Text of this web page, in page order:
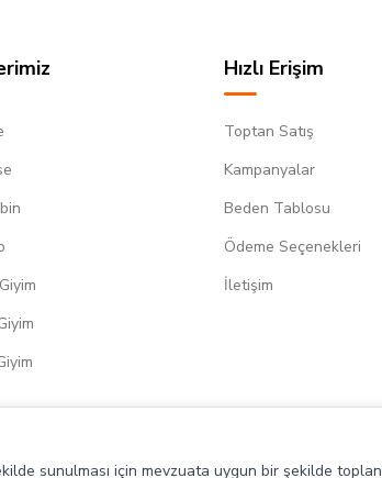
Hızlı Erişim
Toptan Satış
Kampanyalar
Beden Tablosu
Ödeme Seçenekleri
İletişim
sunulması için mevzuata uygun bir şekilde